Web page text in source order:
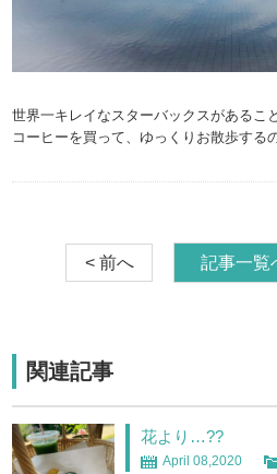
世界一キレイなスターバックスがあるこ
コーヒーを買って、ゆっくりお散歩する
< 前へ 記事一覧
関連記事
花より…??
April 08,2020